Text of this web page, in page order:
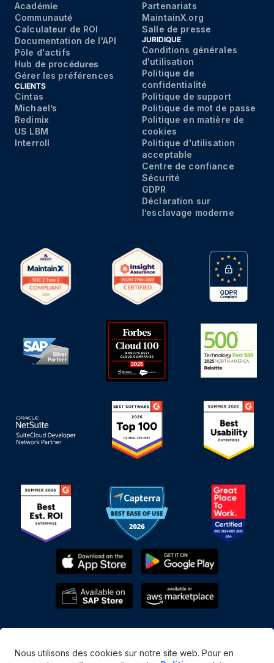
Académie
Communauté
Calculateur de ROI
Documentation de l'API
Pôle d'actifs
Hub de procédures
Gérer les préférences
CLIENTS
Cintas
Michael’s
Redimix
US LBM
Interroll
Partenariats
MaintainX.org
Salle de presse
JURIDIQUE
Conditions générales
d'utilisation
Politique de
confidentialité
Politique de support
Politique de mot de passe
Politique en matière de
cookies
Politique d'utilisation
acceptable
Centre de confiance
Sécurité
GDPR
Déclaration sur
l’esclavage moderne
Nous utilisons des cookies sur notre site web. Pour en